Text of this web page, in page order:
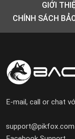
GIỚI
CHÍNH SÁCH
E-mail, call or chat
support@pikfox.com